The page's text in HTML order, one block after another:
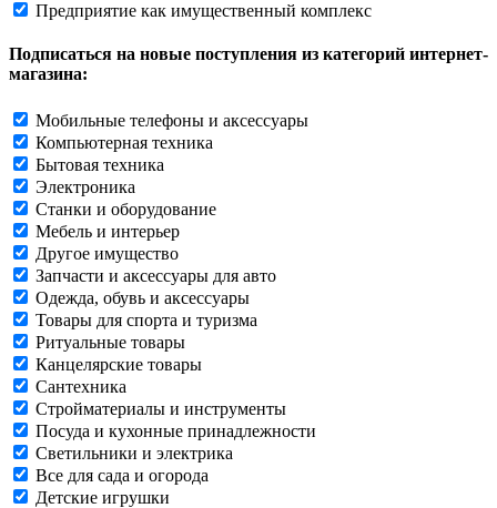
Предприятие как имущественный комплекс
Подписаться на новые поступления из категорий интернет-
магазина:
Мобильные телефоны и аксессуары
Компьютерная техника
Бытовая техника
Электроника
Станки и оборудование
Мебель и интерьер
Другое имущество
Запчасти и аксессуары для авто
Одежда, обувь и аксессуары
Товары для спорта и туризма
Ритуальные товары
Канцелярские товары
Сантехника
Стройматериалы и инструменты
Посуда и кухонные принадлежности
Светильники и электрика
Все для сада и огорода
Детские игрушки